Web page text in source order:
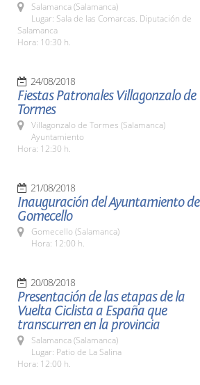
Salamanca (Salamanca)
Lugar: Sala de las Comarcas. Diputación de
Salamanca
Hora: 10:30 h.
24/08/2018
Fiestas Patronales Villagonzalo de
Tormes
Villagonzalo de Tormes (Salamanca)
Ayuntamiento
Hora: 12:30 h.
21/08/2018
Inauguración del Ayuntamiento de
Gomecello
Gomecello (Salamanca)
Hora: 12:00 h.
20/08/2018
Presentación de las etapas de la
Vuelta Ciclista a España que
transcurren en la provincia
Salamanca (Salamanca)
Lugar: Patio de La Salina
Hora: 12:00 h.